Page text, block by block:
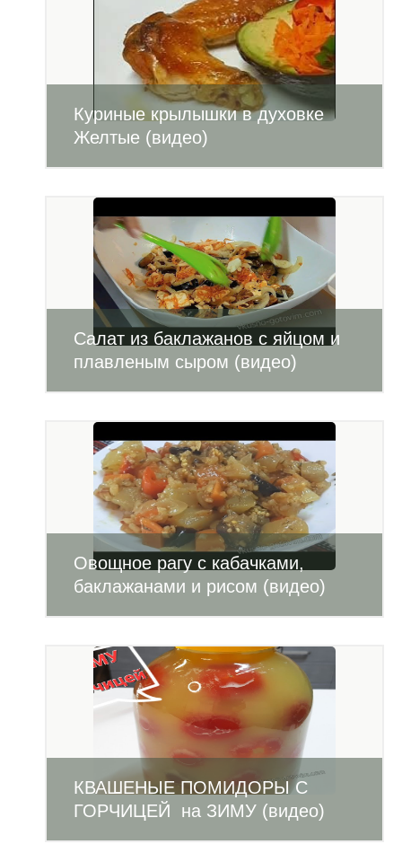
Куриные крылышки в духовке
Желтые (видео)
Салат из баклажанов с яйцом и
плавленым сыром (видео)
Овощное рагу с кабачками,
баклажанами и рисом (видео)
КВАШЕНЫЕ ПОМИДОРЫ С
ГОРЧИЦЕЙ на ЗИМУ (видео)